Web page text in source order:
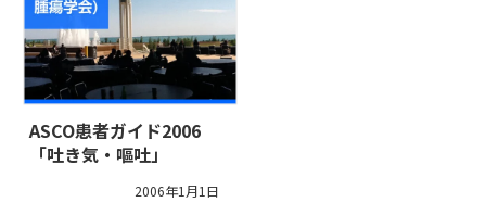
ASCO患者ガイド2006
「吐き気・嘔吐」
2006年1月1日